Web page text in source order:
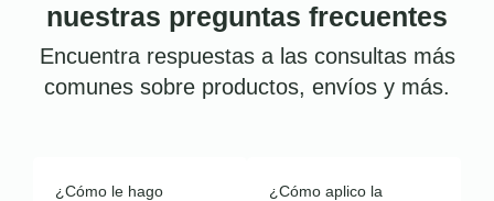
nuestras preguntas frecuentes
Encuentra respuestas a las consultas más
comunes sobre productos, envíos y más.
¿Cómo le hago
¿Cómo aplico la